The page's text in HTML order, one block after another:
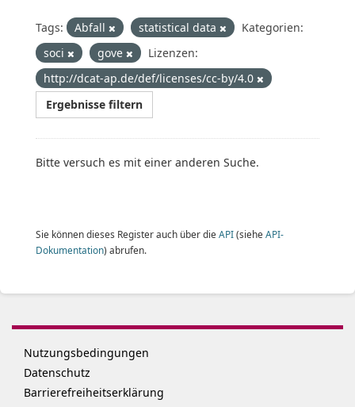
Tags: Abfall statistical data
Kategorien:
soci
gove
Lizenzen:
http://dcat-ap.de/def/licenses/cc-by/4.0
Ergebnisse filtern
Bitte versuch es mit einer anderen Suche.
Sie können dieses Register auch über die API(siehe API-
Dokumentation) abrufen.
Nutzungsbedingungen
Datenschutz
Barrierefreiheitserklärung